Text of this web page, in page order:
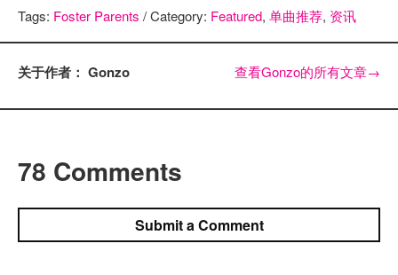
Tags: Foster Parents / Category: Featured, 单曲推荐, 资讯
关于作者： Gonzo 查看Gonzo的所有文章→
78 Comments
Submit a Comment